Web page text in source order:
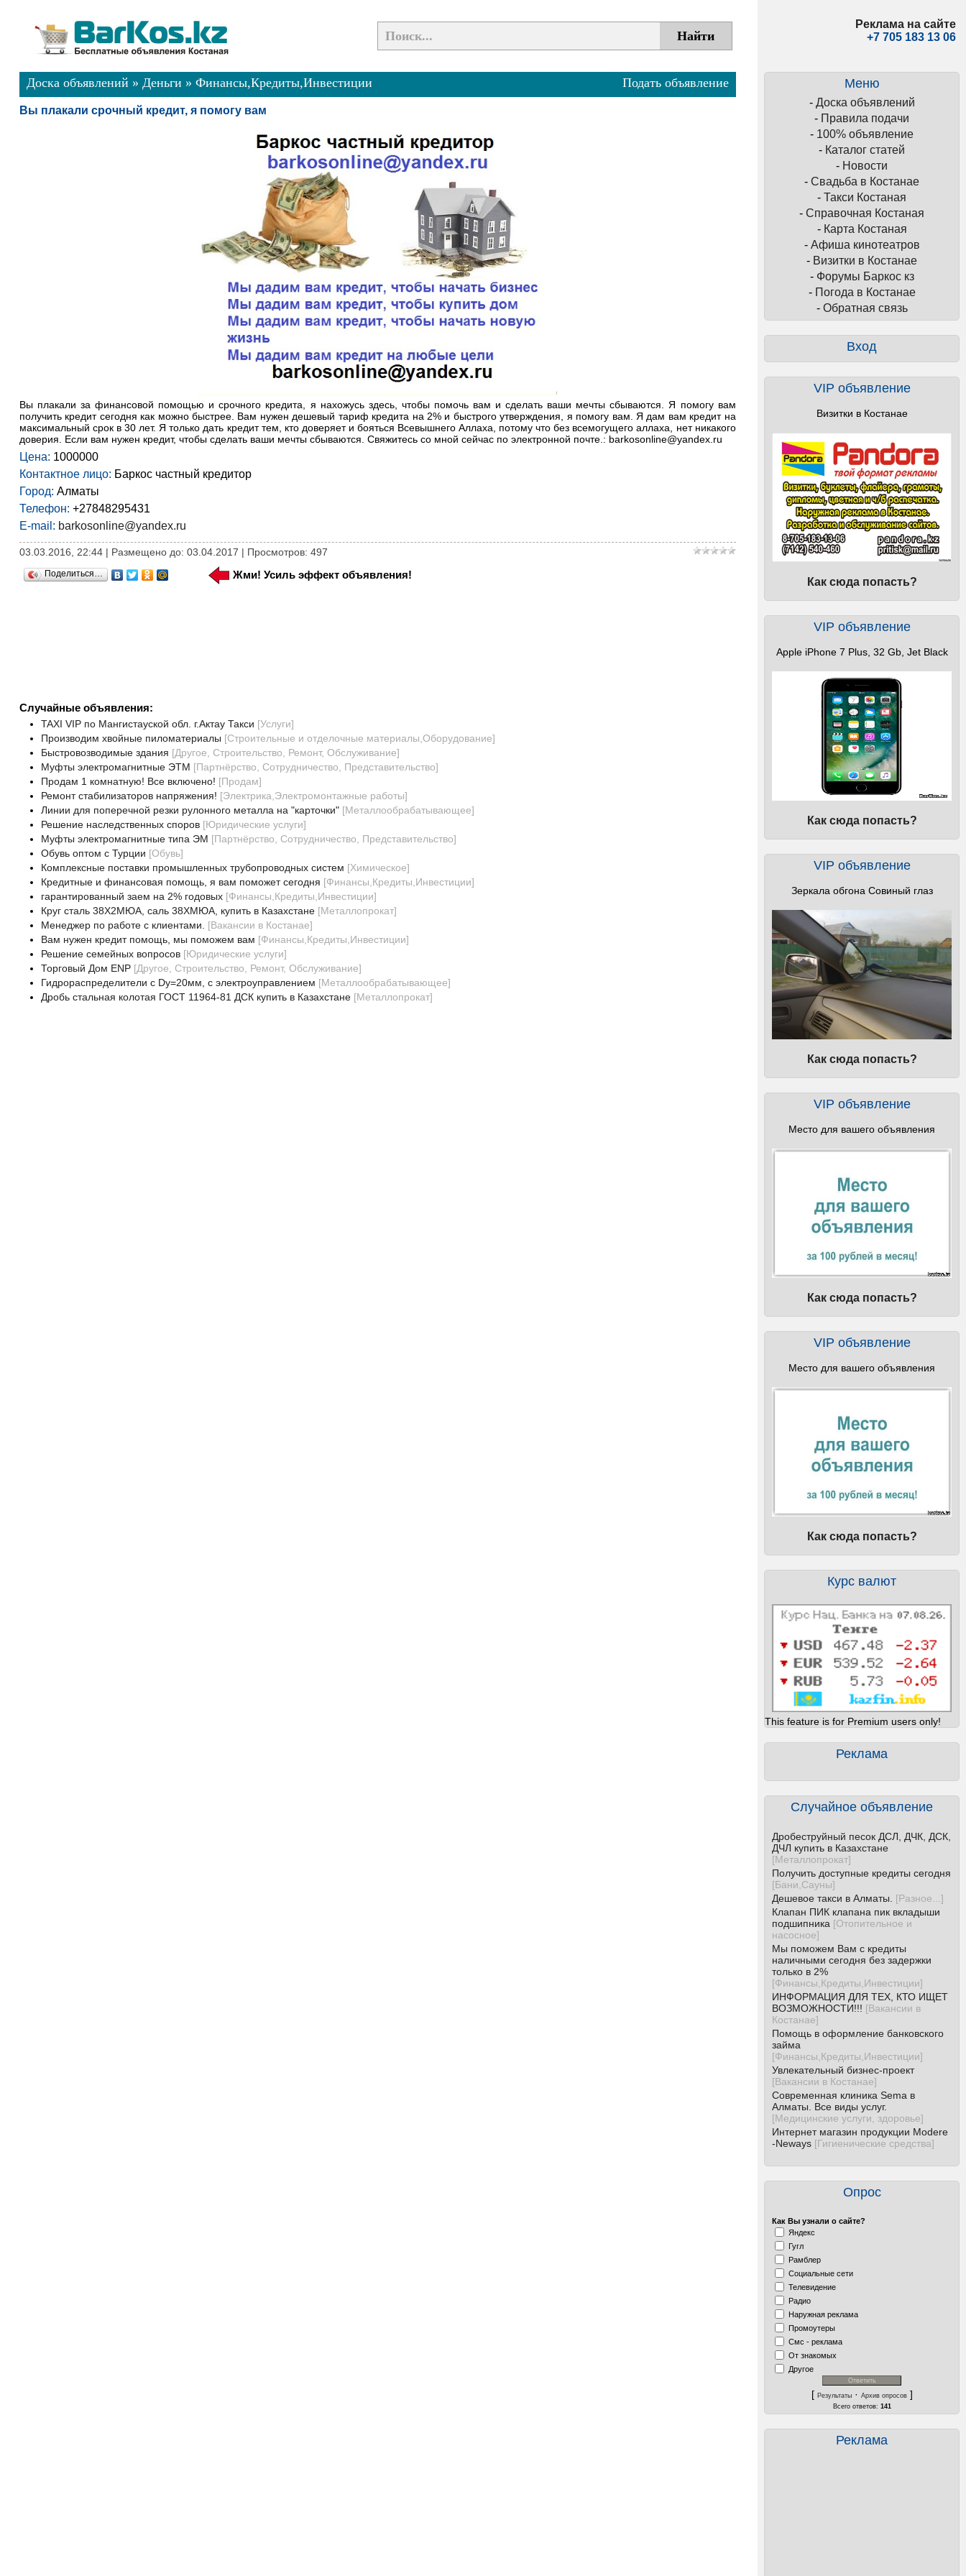
Реклама на сайте
+7 705 183 13 06
Меню
- Доска объявлений
- Правила подачи
- 100% объявление
- Каталог статей
- Новости
- Свадьба в Костанае
- Такси Костаная
- Справочная Костаная
- Карта Костаная
- Афиша кинотеатров
- Визитки в Костанае
- Форумы Баркос кз
- Погода в Костанае
- Обратная связь
Вход
VIP объявление
Визитки в Костанае
Как сюда попасть?
VIP объявление
Apple iPhone 7 Plus, 32 Gb, Jet Black
Как сюда попасть?
VIP объявление
Зеркала обгона Совиный глаз
Как сюда попасть?
VIP объявление
Место для вашего объявления
Как сюда попасть?
VIP объявление
Место для вашего объявления
Как сюда попасть?
Курс валют
This feature is for Premium users only!
Реклама
Случайное объявление
Дробеструйный песок ДСЛ, ДЧК, ДСК,
ДЧЛ купить в Казахстане
[Металлопрокат]
Получить доступные кредиты сегодня
[Бани,Сауны]
Дешевое такси в Алматы.
[Разное... ]
Клапан ПИК клапана пик вкладыши
подшипника [Отопительное и
насосное]
Мы поможем Вам с кредиты
наличными сегодня без задержки
только в 2%
[Финансы,Кредиты,Инвестиции]
ИНФОРМАЦИЯ ДЛЯ ТЕХ, КТО ИЩЕТ
ВОЗМОЖНОСТИ!!! [Вакансии в
Костанае]
Помощь в оформление банковского
займа
[Финансы,Кредиты,Инвестиции]
Увлекательный бизнес-проект
[Вакансии в Костанае]
Современная клиника Sema в
Алматы. Все виды услуг.
[Медицинские услуги, здоровье]
Интернет магазин продукции Modere
-Neways [Гигиенические средства]
Опрос
Как Вы узнали о сайте?
Яндекс
Гугл
Рамблер
Социальные сети
Телевидение
Радио
Наружная реклама
Промоутеры
Смс - реклама
От знакомых
Другое
[ Результаты· Архив опросов]
Всего ответов: 141
Реклама
Подать объявление
Доска объявлений » Деньги » Финансы,Кредиты,Инвестиции
Вы плакали срочный кредит, я помогу вам
Вы плакали за финансовой помощью и срочного кредита, я нахожусь здесь, чтобы помочь вам и сделать ваши мечты сбываются. Я помогу вам
получить кредит сегодня как можно быстрее. Вам нужен дешевый тариф кредита на 2% и быстрого утверждения, я помогу вам. Я дам вам кредит на
максимальный срок в 30 лет. Я только дать кредит тем, кто доверяет и бояться Всевышнего Аллаха, потому что без всемогущего аллаха, нет никакого
доверия. Если вам нужен кредит, чтобы сделать ваши мечты сбываются. Свяжитесь со мной сейчас по электронной почте.: barkosonline@yandex.ru
Цена: 1000000
Контактное лицо: Баркос частный кредитор
Город: Алматы
Телефон: +27848295431
E-mail: barkosonline@yandex.ru
03.03.2016, 22:44 | Размещено до: 03.04.2017 | Просмотров: 497
Поделиться… Жми! Усиль эффект объявления!
Случайные объявления:
TAXI VIP по Мангистауской обл. г.Актау Такси [Услуги]
Производим хвойные пиломатериалы [Строительные и отделочные материалы,Оборудование]
Быстровозводимые здания [Другое, Строительство, Ремонт, Обслуживание]
Муфты электромагнитные ЭТМ [Партнёрство, Сотрудничество, Представительство]
Продам 1 комнатную! Все включено! [Продам]
Ремонт стабилизаторов напряжения! [Электрика,Электромонтажные работы]
Линии для поперечной резки рулонного металла на "карточки" [Металлообрабатывающее]
Решение наследственных споров [Юридические услуги]
Муфты электромагнитные типа ЭМ [Партнёрство, Сотрудничество, Представительство]
Обувь оптом с Турции [Обувь]
Комплексные поставки промышленных трубопроводных систем [Химическое]
Кредитные и финансовая помощь, я вам поможет сегодня [Финансы,Кредиты,Инвестиции]
гарантированный заем на 2% годовых [Финансы,Кредиты,Инвестиции]
Круг сталь 38Х2МЮА, саль 38ХМЮА, купить в Казахстане [Металлопрокат]
Менеджер по работе с клиентами.
[Вакансии в Костанае]
Вам нужен кредит помощь, мы поможем вам [Финансы,Кредиты,Инвестиции]
Решение семейных вопросов [Юридические услуги]
Торговый Дом ENP [Другое, Строительство, Ремонт, Обслуживание]
Гидрораспределители с Dy=20мм, с электроуправлением [Металлообрабатывающее]
Дробь стальная колотая ГОСТ 11964-81 ДСК купить в Казахстане [Металлопрокат]